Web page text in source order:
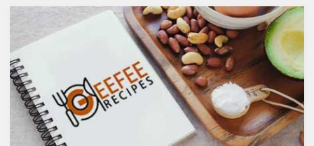
やウォッカ等の蒸留酒は、度数
も高いため健康に悪そうなイ
メージで、ワインや日本酒など
は何となくナチュラルな感じで
アルコール度数も低いのでそう
悪くもなさそうなイメージです
が、実際のところどうなので
しょうか？今回は、大きく分け
て2種類あるお酒の製造方法
（醸造酒と蒸留酒）の違いに
よって健康に対してどのような
まれるケルセチンが、血中コレ
ステロールを値を抑え心臓病の
リスクを軽減するということを
お伝えしましたが、ケルセチン
には抗菌抗ウィルス作用があり
ウイルスとの闘いを促進する可
能性があると言われています。
また、免疫力の維持に重要な働
きを持つ亜鉛との相乗効果もあ
ると考えられています。今回